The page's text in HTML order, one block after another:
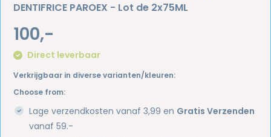
DENTIFRICE PAROEX - Lot de 2x75ML
100,-
Direct leverbaar
Verkrijgbaar in diverse varianten/kleuren:
Choose from:
Lage verzendkosten vanaf 3,99 en Gratis Verzenden
vanaf 59.-